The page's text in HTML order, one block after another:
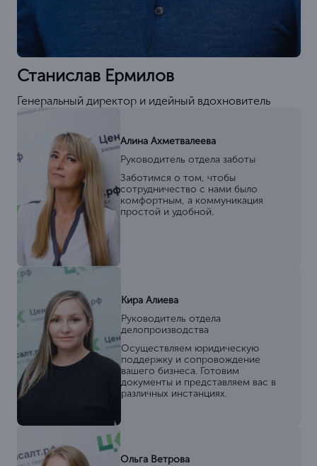
Станислав Ермилов
Генеральный директор и идейный вдохновитель
Алина Ахметвалеева
Руководитель отдела заботы
Заботимся о том, чтобы
сотрудничество с нами было
комфортным, а коммуникация
простой и удобной.
Кира Алиева
Руководитель отдела
делопроизводства
Осуществляем юридическую
поддержку и сопровождение
вашего бизнеса. Готовим
документы и представляем вас в
различных инстанциях.
Ольга Ветрова